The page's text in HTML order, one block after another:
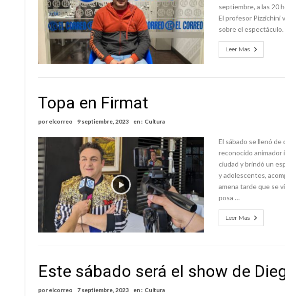
septiembre, a las 20
El profesor Pizzichini
sobre el
Leer Mas
Topa en Firmat
por elcorreo 9 septiembre, 2023 en : Cultura
El sábado se llenó de
reconocido animador
ciudad y brindó un
y adolescentes,
amena tarde que se
posa …
Leer Mas
Este sábado será el show de
por elcorreo 7 septiembre, 2023 en : Cultura